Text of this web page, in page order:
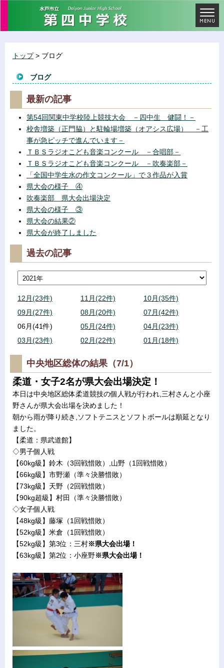
トップ> ブログ
ブログ
最新の記事
第54回関東中学校陸上競技大会 －四中生 健闘！－
校舎増築（正門脇）と駐輪場増築（オアシス広場） －工
事が急ピッチで進んでいます－
ＴＢＳラジオこども音楽コンクール －合唱部－
ＴＢＳラジオこども音楽コンクール －吹奏楽部－
「全国中学生水の作文コンクール」で３作品が入賞
県大会の様子 ④
吹奏楽部 県大会出場決定
県大会の様子 ③
県大会の結果②
県大会が終了しました
過去の記事
12月(23件) 11月(22件)
10月(35件)
09月(27件)
08月(20件)
07月(42件)
06月(41件)
05月(24件)
04月(23件)
03月(23件)
02月(22件) 01月(18件)
中央地区総体の結果（7/1）
柔道・女子2名が県大会出場決定！
本日は中央地区総体柔道競技の個人戦が行われ,三村さんと小座
野さんが県大会出場を決めました！
朝から雨が降り続き,ソフトテニスとソフトボールは順延となり
ました。
【柔道：県武道館】
◇男子個人戦
【60kg級】鈴木（3回戦惜敗）,山野（1回戦惜敗）
【66kg級】市野瀬（準々決勝惜敗）
【73kg級】天野（2回戦惜敗）
【90kg超級】村田（準々決勝惜敗）
◇女子個人戦
【48kg級】藤塚（1回戦惜敗）
【52kg級】米倉（1回戦惜敗）
【52kg級】第3位：三村※県大会出場！
【63kg級】第2位：小座野※県大会出場！